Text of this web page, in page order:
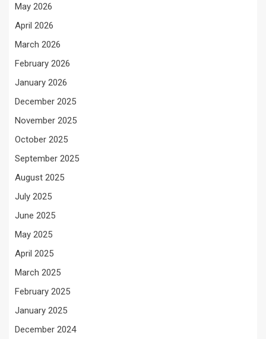
May 2026
April 2026
March 2026
February 2026
January 2026
December 2025
November 2025
October 2025
September 2025
August 2025
July 2025
June 2025
May 2025
April 2025
March 2025
February 2025
January 2025
December 2024